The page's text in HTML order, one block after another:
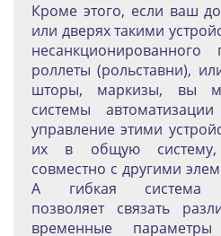
Кроме этого, если ваш
или дверях такими
несанкционированного
роллеты (рольставни),
шторы, маркизы, вы
системы
управление этими
их в общую систему,
совместно с другими
А гибкая система
позволяет связать
временные